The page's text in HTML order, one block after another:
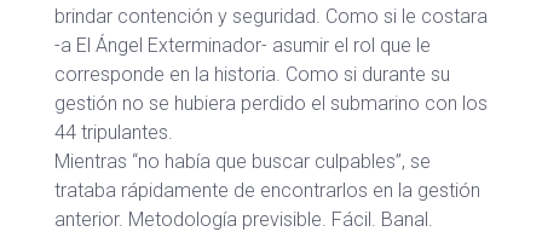
brindar contención y seguridad. Como si le costara
-a El Ángel Exterminador- asumir el rol que le
corresponde en la historia. Como si durante su
gestión no se hubiera perdido el submarino con los
44 tripulantes.
Mientras “no había que buscar culpables”, se
trataba rápidamente de encontrarlos en la gestión
anterior. Metodología previsible. Fácil. Banal.